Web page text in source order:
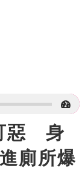
惡 身
廁所爆